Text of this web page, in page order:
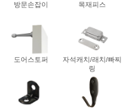
방문손잡이 목재피스
도어스토퍼
자석캐치/래치/빠찌
링